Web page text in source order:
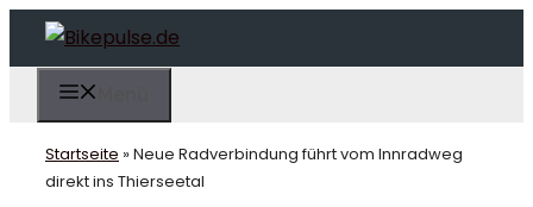
Zum
springen
Startseite »Neue Radverbindung führt vom Innradweg
direkt ins Thierseetal